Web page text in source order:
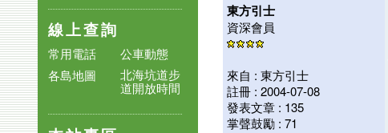
線上查詢
常用電話
公車動態
各島地圖
北海坑道步
道開放時間
東方引士
資深會員
來自 : 東方引士
註冊 : 2004-07-08
發表文章 : 135
掌聲鼓勵 : 71